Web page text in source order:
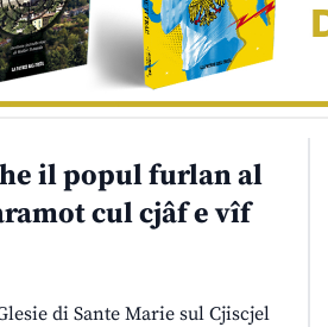
il popul furlan al
cul cjâf e vîf
di Sante Marie sul Cjiscjel